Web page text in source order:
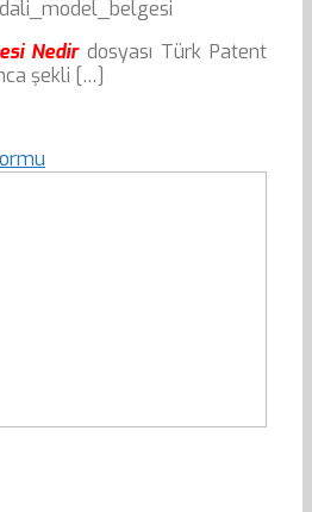
Nedir dosyası Türk Patent
şekli […]